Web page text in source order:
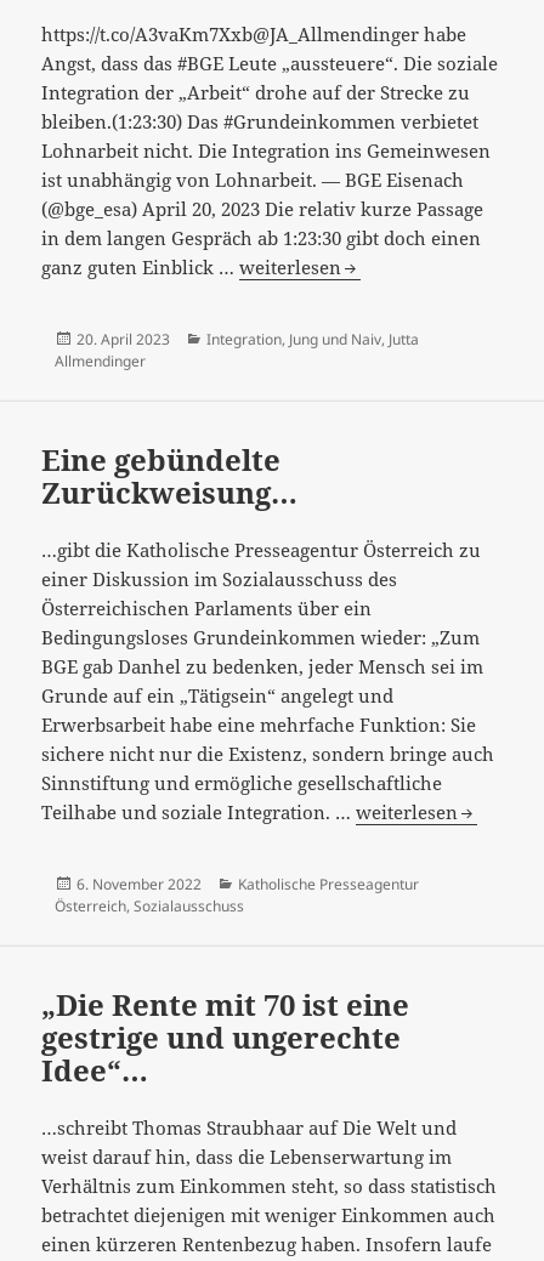
https://t.co/A3vaKm7Xxb@JA_Allmendinger habe
Angst, dass das #BGE Leute „aussteuere“. Die soziale
Integration der „Arbeit“ drohe auf der Strecke zu
bleiben.(1:23:30) Das #Grundeinkommen verbietet
Lohnarbeit nicht. Die Integration ins Gemeinwesen
ist unabhängig von Lohnarbeit. — BGE Eisenach
(@bge_esa) April 20, 2023 Die relativ kurze Passage
in dem langen Gespräch ab 1:23:30 gibt doch einen
ganz guten Einblick …Jutta
Bedingungslosen
&
Naiv
weiterlesen
Veröffentlicht
am
20. April 2023 Kategorien
Integration, Jung und Naiv, Jutta
Allmendinger
Eine gebündelte
Zurückweisung…
…gibt die Katholische Presseagentur Österreich zu
einer Diskussion im Sozialausschuss des
Österreichischen Parlaments über ein
Bedingungsloses Grundeinkommen wieder: „Zum
BGE gab Danhel zu bedenken, jeder Mensch sei im
Grunde auf ein „Tätigsein“ angelegt und
Erwerbsarbeit habe eine mehrfache Funktion: Sie
sichere nicht nur die Existenz, sondern bringe auch
Sinnstiftung und ermögliche gesellschaftliche
Teilhabe und soziale Integration. …Eine
weiterlesen
Veröffentlicht
am
6. November 2022 Kategorien
Katholische Presseagentur
Österreich, Sozialausschuss
„Die Rente mit 70 ist eine
gestrige und ungerechte
Idee“…
…schreibt Thomas Straubhaar auf Die Welt und
weist darauf hin, dass die Lebenserwartung im
Verhältnis zum Einkommen steht, so dass statistisch
betrachtet diejenigen mit weniger Einkommen auch
einen kürzeren Rentenbezug haben. Insofern laufe